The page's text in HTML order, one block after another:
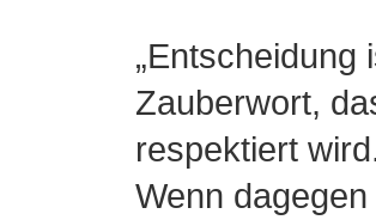
„Entscheidung
Zauberwort,
respektiert
Wenn